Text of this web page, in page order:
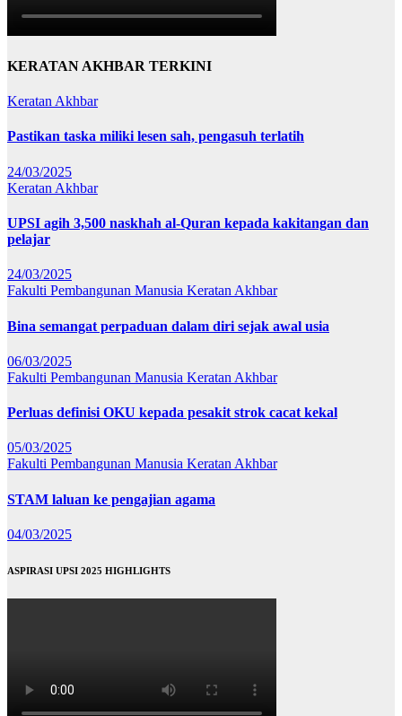
KERATAN AKHBAR TERKINI
Keratan Akhbar
Pastikan taska miliki lesen sah, pengasuh terlatih
24/03/2025
Keratan Akhbar
UPSI agih 3,500 naskhah al-Quran kepada kakitangan dan
pelajar
24/03/2025
Fakulti Pembangunan Manusia Keratan Akhbar
Bina semangat perpaduan dalam diri sejak awal usia
06/03/2025
Fakulti Pembangunan Manusia Keratan Akhbar
Perluas definisi OKU kepada pesakit strok cacat kekal
05/03/2025
Fakulti Pembangunan Manusia Keratan Akhbar
STAM laluan ke pengajian agama
04/03/2025
ASPIRASI UPSI 2025 HIGHLIGHTS